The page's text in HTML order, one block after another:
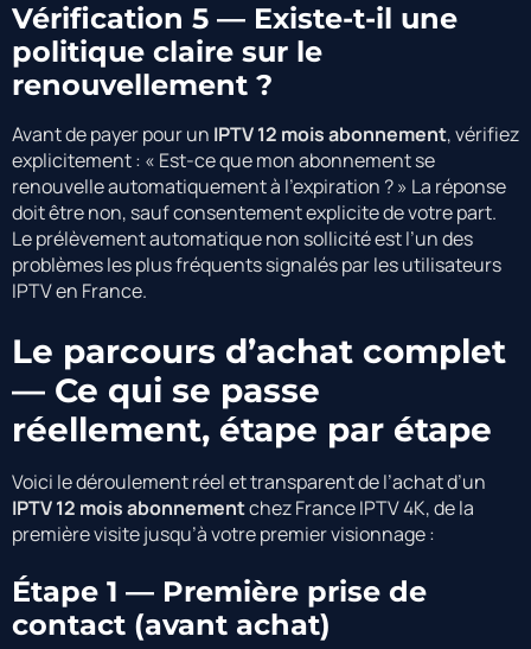
Vérification 5 — Existe-t-il une
politique claire sur le
renouvellement ?
Avant de payer pour un IPTV 12 mois abonnement, vérifiez
explicitement : « Est-ce que mon abonnement se
renouvelle automatiquement à l’expiration ? » La réponse
doit être non, sauf consentement explicite de votre part.
Le prélèvement automatique non sollicité est l’un des
problèmes les plus fréquents signalés par les utilisateurs
IPTV en France.
Le parcours d’achat complet
— Ce qui se passe
réellement, étape par étape
Voici le déroulement réel et transparent de l’achat d’un
IPTV 12 mois abonnementchez France IPTV 4K, de la
première visite jusqu’à votre premier visionnage :
Étape 1 — Première prise de
contact (avant achat)